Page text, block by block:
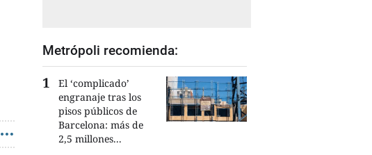
Metrópoli recomienda:
El ‘complicado’
engranaje tras los
pisos públicos de
Barcelona: más de
2,5 millones...